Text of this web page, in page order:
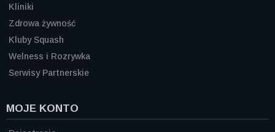
Kliniki
Zdrowa żywność
Kluby Squash
Welness i Rozrywka
Serwisy Partnerskie
MOJE KONTO